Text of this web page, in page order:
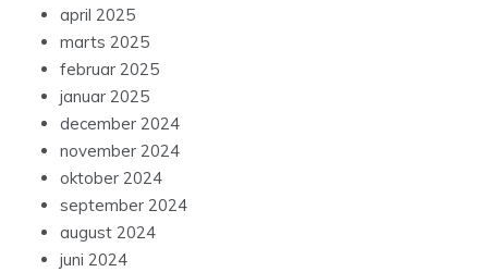
april 2025
marts 2025
februar 2025
januar 2025
december 2024
november 2024
oktober 2024
september 2024
august 2024
juni 2024